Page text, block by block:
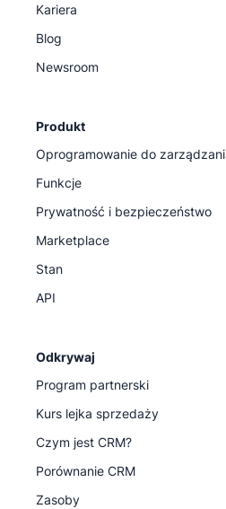
Kariera
Blog
Newsroom
Produkt
Oprogramowanie do
Funkcje
Prywatność i bezpieczeństwo
Marketplace
Stan
API
Odkrywaj
Program partnerski
Kurs lejka sprzedaży
Czym jest CRM?
Porównanie CRM
Zasoby